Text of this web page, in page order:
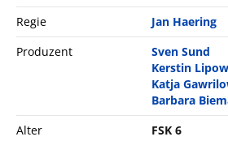
Regie
Jan Haering
Produzent
Sven Sund
Kerstin
Katja
Barbara
Alter
FSK 6